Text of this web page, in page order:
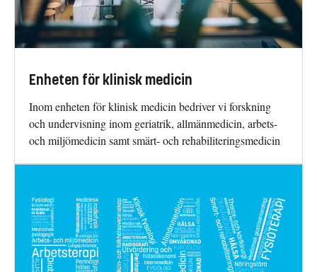
Enheten för klinisk medicin
Inom enheten för klinisk medicin bedriver vi forskning
och undervisning inom geriatrik, allmänmedicin, arbets-
och miljömedicin samt smärt- och rehabiliteringsmedicin